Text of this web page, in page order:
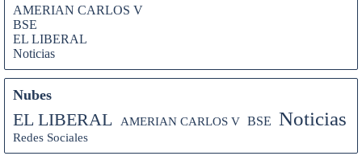
AMERIAN CARLOS V
BSE
EL LIBERAL
Noticias
Nubes
EL LIBERAL AMERIAN CARLOS V BSE Noticias
Redes Sociales